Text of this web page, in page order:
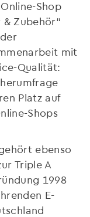
Shop
Zubehör“
mit
Qualität:
Platz auf
Shops
ebenso
Triple A
1998
E-